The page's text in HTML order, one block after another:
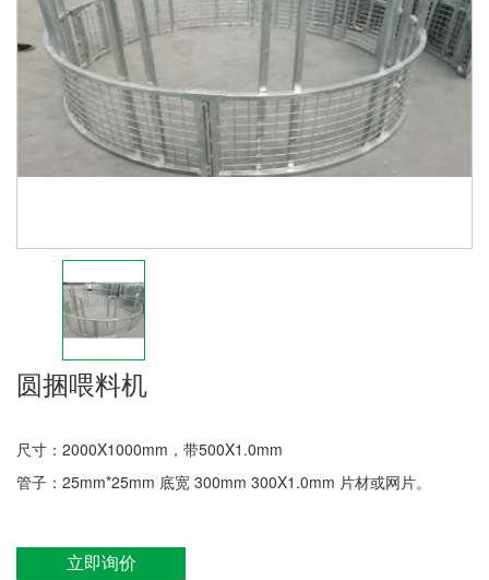
圆捆喂料机
尺寸：2000X1000mm，带500X1.0mm
管子：25mm*25mm 底宽 300mm 300X1.0mm 片材或网片。
立即询价